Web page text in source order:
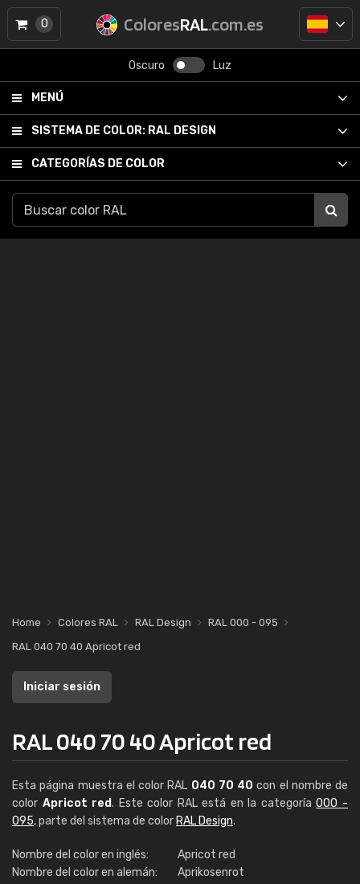
ColoresRAL.com.es
Oscuro Luz
MENÚ
SISTEMA DE COLOR: RAL DESIGN
CATEGORÍAS DE COLOR
0
Home Colores RAL RAL Design
RAL 000 - 095
RAL 040 70 40 Apricot red
Iniciar sesión
RAL 040 70 40 Apricot red
Esta página muestra el color RAL 040 70 40 con el nombre de
color Apricot red. Este color RAL está en la categoría000 -
095, parte del sistema de color RAL Design.
Nombre del color en inglés:
Apricot red
Nombre del color en alemán:
Aprikosenrot